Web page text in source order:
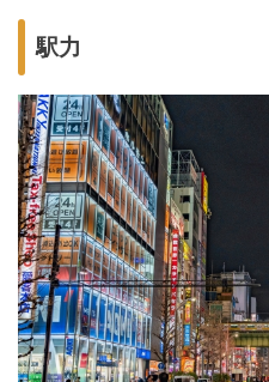
駅力